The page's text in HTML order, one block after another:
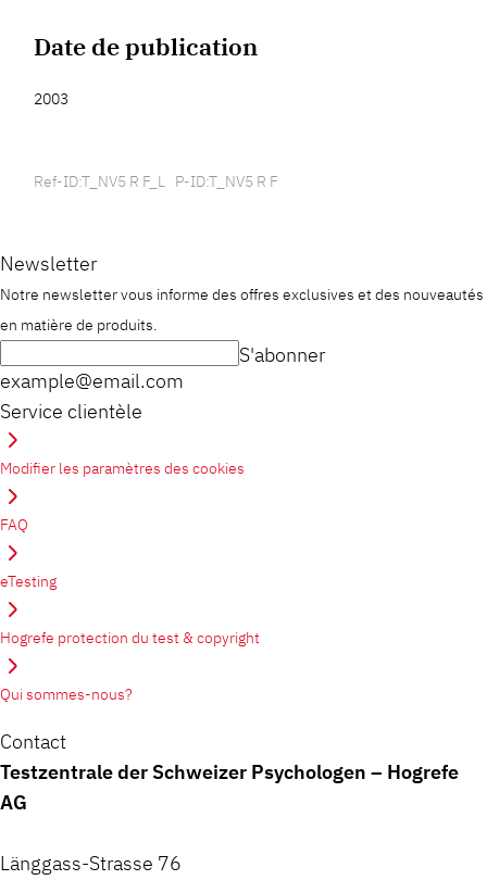
Date de publication
2003
Ref-ID:T_NV5 R F_L P-ID:T_NV5 R F
Newsletter
Notre newsletter vous informe des offres exclusives et des nouveautés
en matière de produits.
example@email.com
S'abonner
Service clientèle
Modifier les paramètres des cookies
FAQ
eTesting
Hogrefe protection du test & copyright
Qui sommes-nous?
Contact
Testzentrale der Schweizer Psychologen – Hogrefe
AG
Länggass-Strasse 76